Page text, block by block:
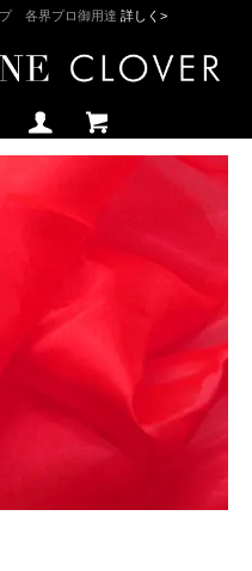
各界プロ御用達 詳しく>